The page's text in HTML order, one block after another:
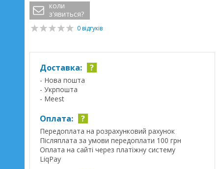
коли
з'явиться?
0 відгуків
Доставка: ?
- Нова пошта
- Укрпошта
- Meest
Оплата: ?
Передоплата на розрахунковий рахунок
Післяплата за умови передоплати 100 грн
Оплата на сайті через платіжну систему
LiqPay